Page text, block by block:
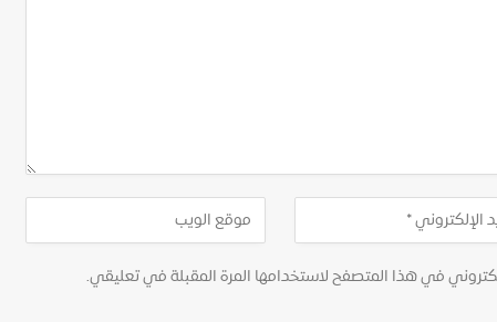
في هذا المتصفح لاستخدامها المرة المقبلة في تعليقي.